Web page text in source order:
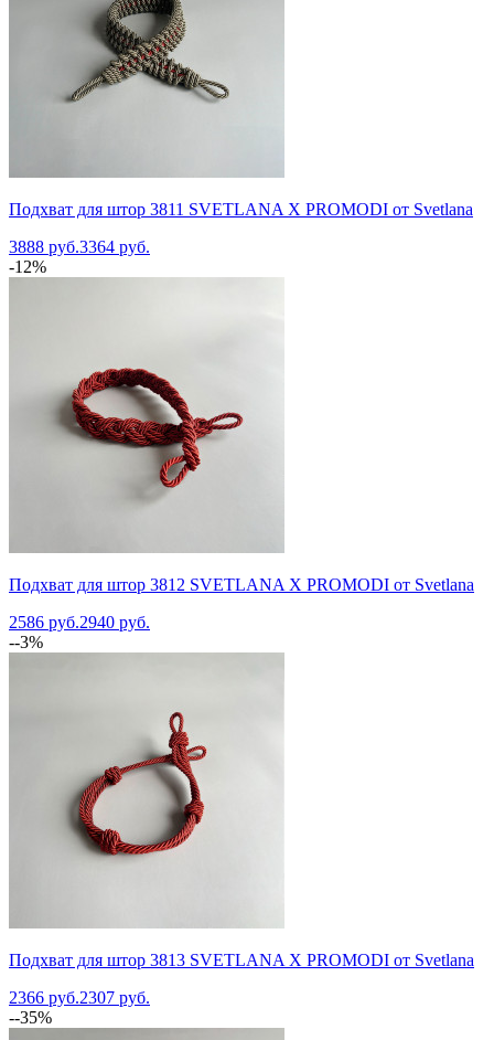
Подхват для штор 3811 SVETLANA X PROMODI от Svetlana
3888 руб.3364 руб.
-12%
Подхват для штор 3812 SVETLANA X PROMODI от Svetlana
2586 руб.2940 руб.
--3%
Подхват для штор 3813 SVETLANA X PROMODI от Svetlana
2366 руб.2307 руб.
--35%